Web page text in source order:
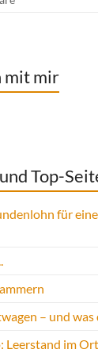
mit mir
Top-
für
– und was
Leerstand im